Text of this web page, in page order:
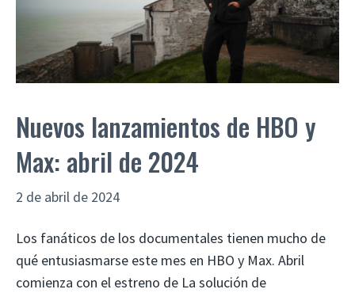
Nuevos lanzamientos de HBO y
Max: abril de 2024
2 de abril de 2024
Los fanáticos de los documentales tienen mucho de
qué entusiasmarse este mes en HBO y Max. Abril
comienza con el estreno de La solución de